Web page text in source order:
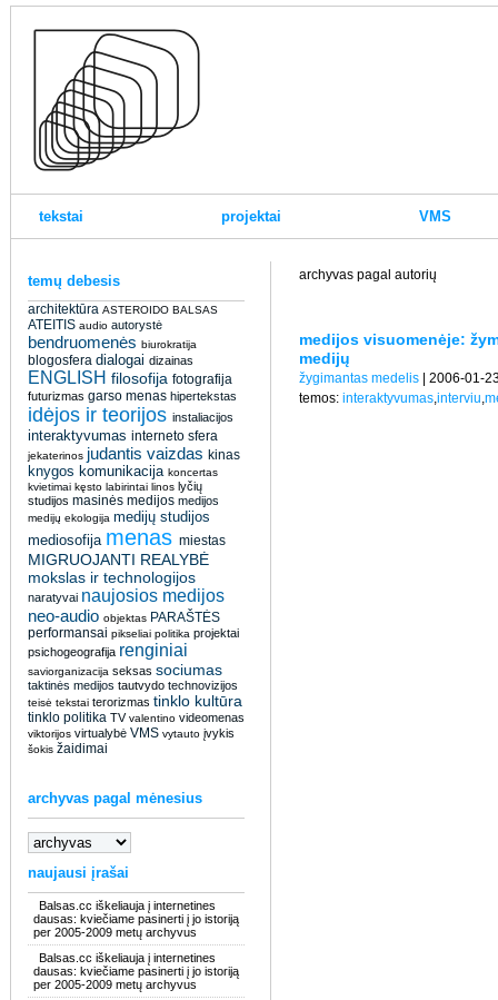
tekstai projektai VMS
temų debesis
architektūra ASTEROIDO BALSAS
ATEITIS audio autorystė
bendruomenės biurokratija
blogosfera dialogai dizainas
ENGLISH filosofija fotografija
futurizmas garso menas hipertekstas
idėjos ir teorijos instaliacijos
interaktyvumas interneto sfera
jekaterinos judantis vaizdas kinas
knygos komunikacija koncertas
kvietimai kęsto labirintai linos lyčių
studijos masinės medijos medijos
medijų ekologija medijų studijos
mediosofija menas miestas
MIGRUOJANTI REALYBĖ
mokslas ir technologijos
naratyvai naujosios medijos
neo-audio objektas PARAŠTĖS
performansai pikseliai politika projektai
psichogeografija renginiai
saviorganizacija seksas sociumas
taktinės medijos tautvydo technovizijos
teisė tekstai terorizmas tinklo kultūra
tinklo politika TV valentino videomenas
viktorijos virtualybė VMS vytauto įvykis
šokis žaidimai
archyvas pagal mėnesius
naujausi įrašai
Balsas.cc iškeliauja į internetines
dausas: kviečiame pasinerti į jo istoriją
per 2005-2009 metų archyvus
Balsas.cc iškeliauja į internetines
dausas: kviečiame pasinerti į jo istoriją
per 2005-2009 metų archyvus
archyvas pagal autorių
medijos visuomenėje:
medijų
žygimantas medelis | 2006-01-
temos: interaktyvumas,interviu,